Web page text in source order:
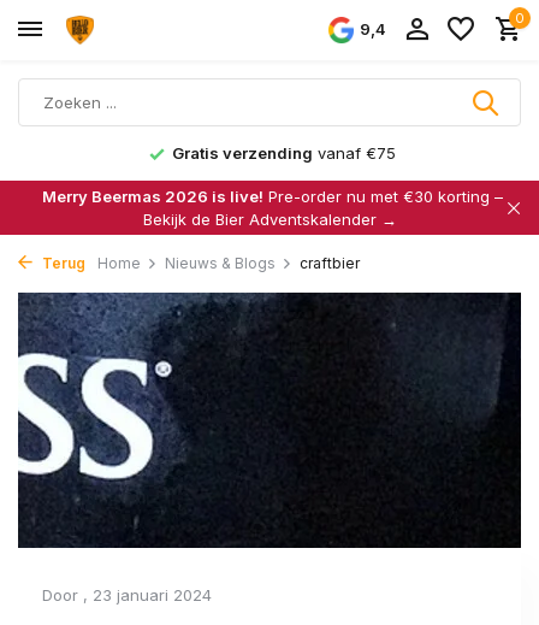
9,4
0
Gratis verzending vanaf €75
Merry Beermas 2026 is live! Pre-order nu met €30 korting –
Bekijk de Bier Adventskalender →
Terug Home Nieuws & Blogs craftbier
Door , 23 januari 2024